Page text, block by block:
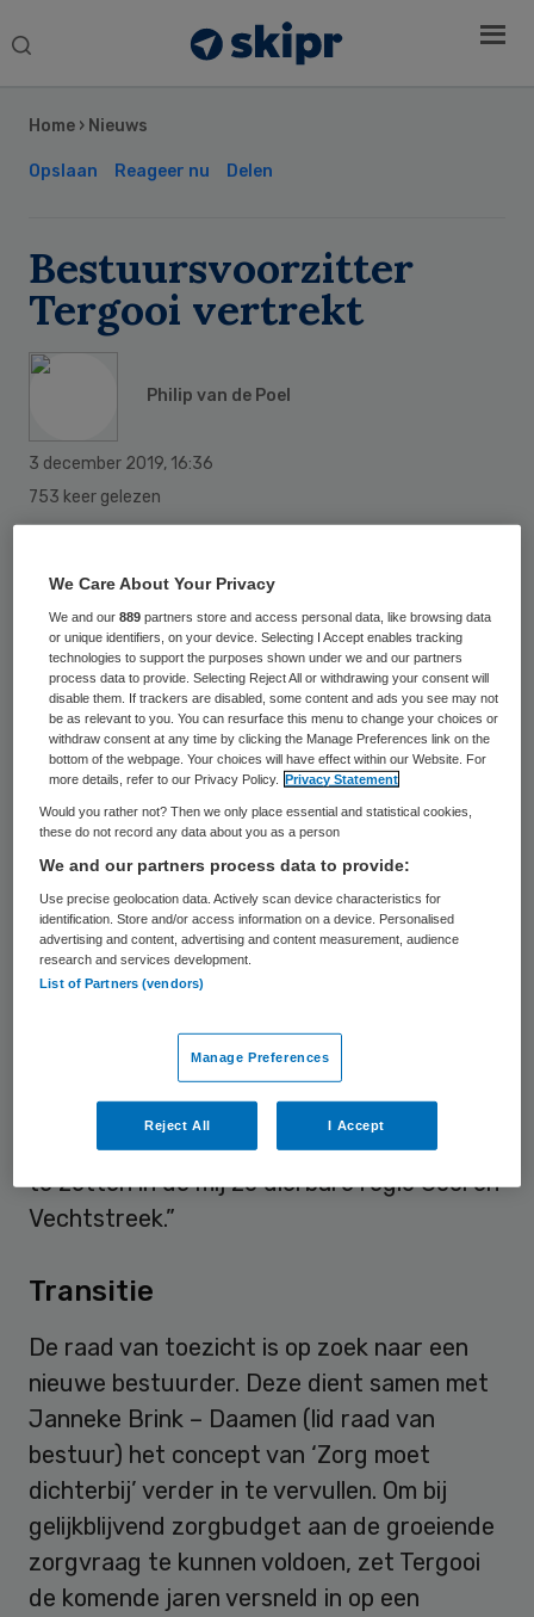
Search
Home › Nieuws
Opslaan Reageer nu Delen
Bestuursvoorzitter
Tergooi vertrekt
Philip van de Poel
3 december 2019, 16:36
753 keer gelezen
na acht jaar als voorzitter van de raad van
bestuur van Tergooi. De start van de
nieuwbouw en de transitie naar zorg thuis
vormen “een natuurlijk moment” in het
stokje over te dragen, aldus een verklaring
van het ziekenhuis.
“Terugkijkend heb ik een hele mooie en
intensieve periode bij Tergooi gehad”, aldus
Den Hollander. “Ik ben bijzonder trots dat
we nu gestart zijn om het nieuwe
ziekenhuis in één fase te kunnen bouwen.
van de eerste ziekenhuizen in Nederland
gezamenlijk met de huisartsen,
zorgpartners én zorgverzekeraars een
duurzame verandering van de zorg in gang
te zetten in de mij zo dierbare regio Gooi en
Vechtstreek.”
Transitie
De raad van toezicht is op zoek naar een
nieuwe bestuurder. Deze dient samen met
Janneke Brink – Daamen (lid raad van
bestuur) het concept van ‘Zorg moet
dichterbij’ verder in te vervullen. Om bij
gelijkblijvend zorgbudget aan de groeiende
zorgvraag te kunnen voldoen, zet Tergooi
de komende jaren versneld in op een
Sidebar
We Care About Your Privacy
We and our889 partners store and access personal data, like browsing data
or unique identifiers, on your device. Selecting I Accept enables tracking
technologies to support the purposes shown under we and our partners
process data to provide. Selecting Reject All or withdrawing your consent will
disable them. If trackers are disabled, some content and ads you see may not
be as relevant to you. You can resurface this menu to change your choices or
withdraw consent at any time by clicking the Manage Preferences link on the
bottom of the webpage. Your choices will have effect within our Website. For
more details, refer to our Privacy Policy.
Privacy Statement
Would you rather not? Then we only place essential and statistical cookies,
these do not record any data about you as a person
We and our partners process data to provide:
Use precise geolocation data. Actively scan device characteristics for
identification. Store and/or access information on a device. Personalised
advertising and content, advertising and content measurement, audience
research and services development.
List of Partners (vendors)
Manage Preferences
Reject All I Accept